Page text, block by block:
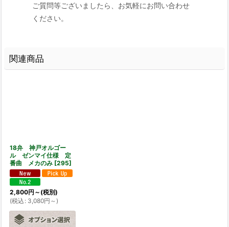
ご質問等ございましたら、お気軽にお問い合わせ
ください。
関連商品
18弁 神戸オルゴー
ル ゼンマイ仕様 定
番曲 メカのみ [295]
2,800円 ～ (税別)
(税込 : 3,080円 ～)